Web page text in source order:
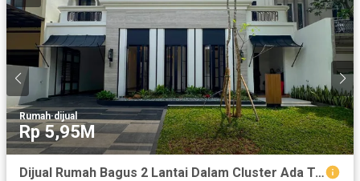
Rumah·dijual
Rp 5,95M
Dijual Rumah Bagus 2 Lantai Dalam Cluster Ada Taman Lokasi Strategis Dekat Stasiun Sudimara di Bintaro Tangsel Am-17887